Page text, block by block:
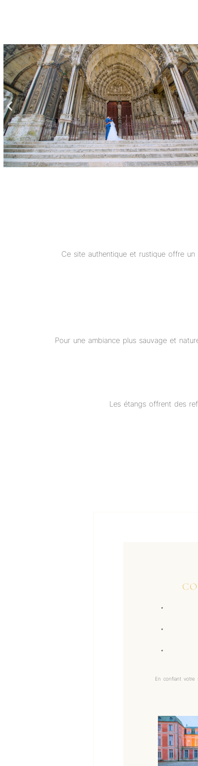
Ce site authentique et rustique offre
Pour une ambiance plus sauvage et
Les étangs offrent des
En confiant votre